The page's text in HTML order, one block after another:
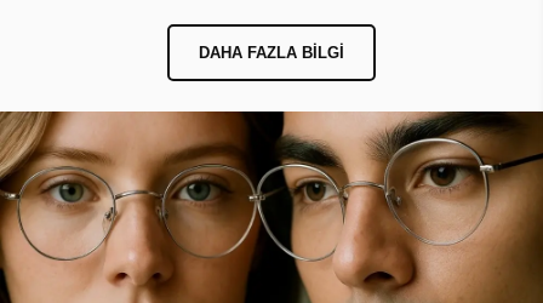
DAHA FAZLA BILGI